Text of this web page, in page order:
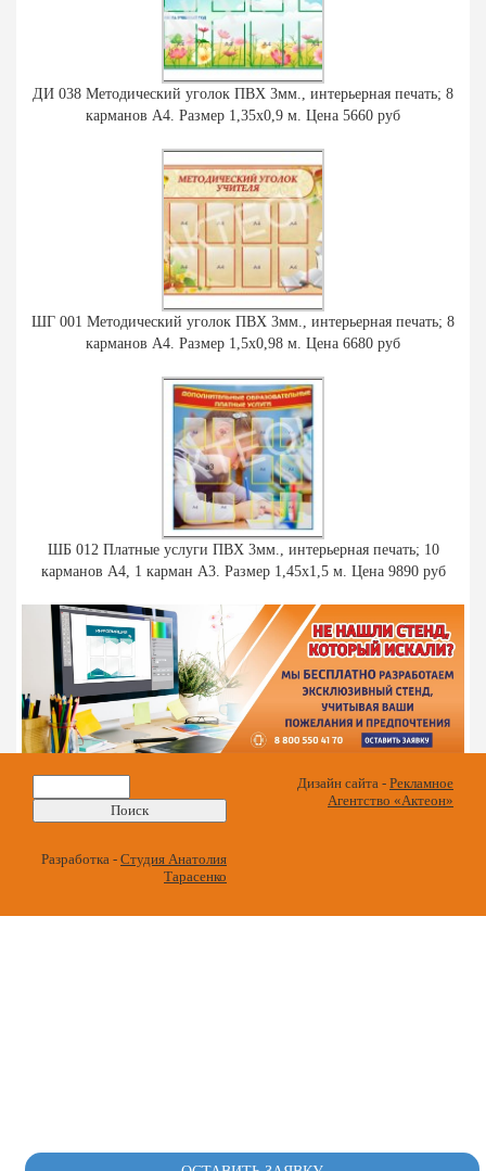
ДИ 038 Методический уголок ПВХ 3мм., интерьерная печать; 8
карманов А4. Размер 1,35х0,9 м. Цена 5660 руб
ШГ 001 Методический уголок ПВХ 3мм., интерьерная печать; 8
карманов А4. Размер 1,5х0,98 м. Цена 6680 руб
ШБ 012 Платные услуги ПВХ 3мм., интерьерная печать; 10
карманов А4, 1 карман А3. Размер 1,45х1,5 м. Цена 9890 руб
Найти: Дизайн сайта - Рекламное
Агентство «Актеон»
Разработка - Студия Анатолия
Тарасенко